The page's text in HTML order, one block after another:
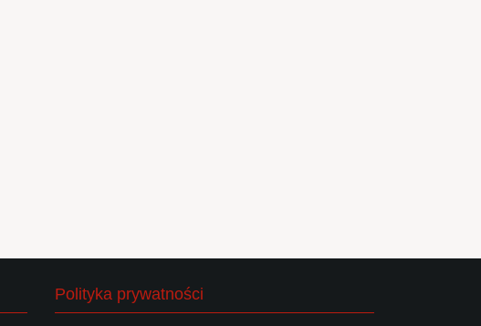
Polityka prywatności